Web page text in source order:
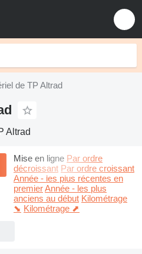
de TP Altrad
Altrad
Mise en ligne Par ordre
décroissant Par ordre croissant
Année - les plus récentes en
premierAnnée - les plus
anciens au début Kilométrage
⬊ Kilométrage ⬈